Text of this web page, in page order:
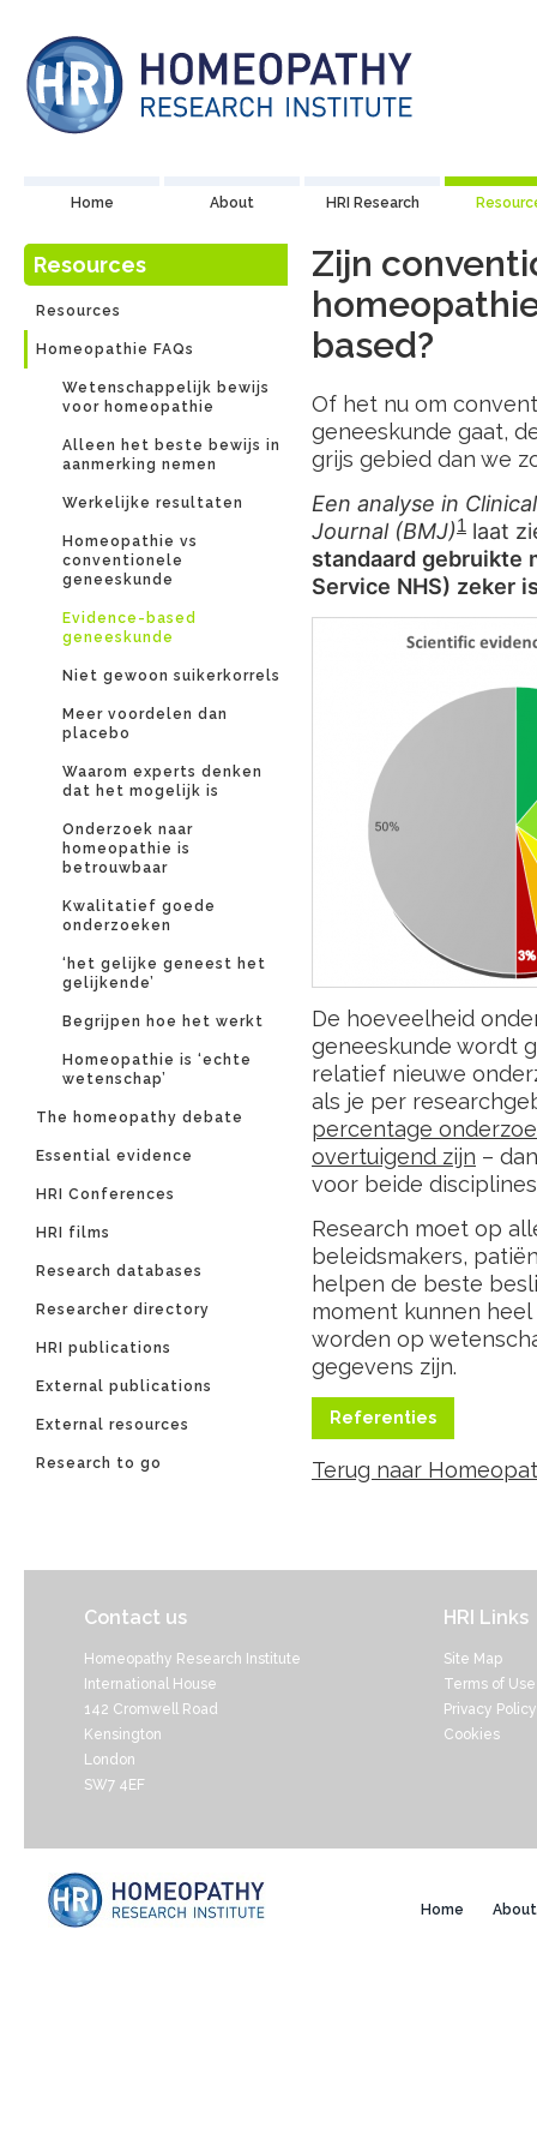
Home About HRI Research
Resources
Resources
Homeopathie FAQs
Wetenschappelijk bewijs
voor homeopathie
Alleen het beste bewijs in
aanmerking nemen
Werkelijke resultaten
Homeopathie vs
conventionele
geneeskunde
Evidence-based
geneeskunde
Niet gewoon suikerkorrels
Meer voordelen dan
placebo
Waarom experts denken
dat het mogelijk is
Onderzoek naar
homeopathie is
betrouwbaar
Kwalitatief goede
onderzoeken
‘het gelijke geneest het
gelijkende’
Begrijpen hoe het werkt
Homeopathie is ‘echte
wetenschap’
The homeopathy debate
Essential evidence
HRI Conferences
HRI films
Research databases
Researcher directory
HRI publications
External publications
External resources
Research to go
Zijn
based?
Of het nu om
geneeskunde gaat,
grijs gebied dan we
Een analyse in
Journal (BMJ)1 laat
standaard gebruikte
Service NHS) zeker
De hoeveelheid
geneeskunde wordt
relatief nieuwe
als je per
percentage
overtuigend zijn –
voor beide
Research moet op
beleidsmakers,
helpen de beste
moment kunnen
worden op
gegevens zijn.
Referenties
Terug naar
Contact us
Homeopathy Research Institute
International House
142 Cromwell Road
Kensington
London
SW7 4EF
HRI Links
Site Map
Terms of Use
Privacy Policy
Cookies
Home About